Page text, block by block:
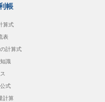
帳
算式
表
計算式
識
式
計算